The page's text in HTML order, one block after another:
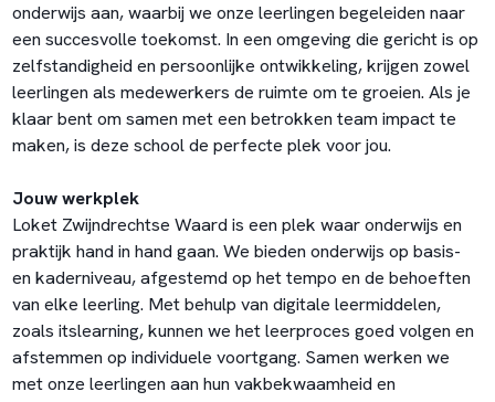
onderwijs aan, waarbij we onze leerlingen begeleiden naar
een succesvolle toekomst. In een omgeving die gericht is op
zelfstandigheid en persoonlijke ontwikkeling, krijgen zowel
leerlingen als medewerkers de ruimte om te groeien. Als je
klaar bent om samen met een betrokken team impact te
maken, is deze school de perfecte plek voor jou.
Jouw werkplek
Loket Zwijndrechtse Waard is een plek waar onderwijs en
praktijk hand in hand gaan. We bieden onderwijs op basis-
en kaderniveau, afgestemd op het tempo en de behoeften
van elke leerling. Met behulp van digitale leermiddelen,
zoals itslearning, kunnen we het leerproces goed volgen en
afstemmen op individuele voortgang. Samen werken we
met onze leerlingen aan hun vakbekwaamheid en